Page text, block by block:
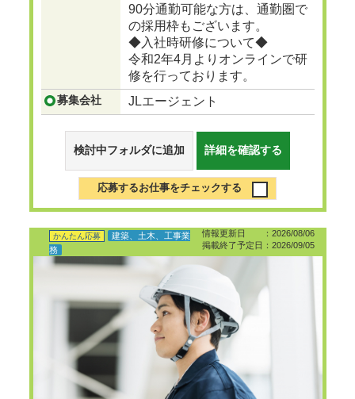
90分通勤可能な方は、通勤圏で
の採用枠もございます。
◆入社時研修について◆
令和2年4月よりオンラインで研
修を行っております。
募集会社 JLエージェント
検討中フォルダに追加 詳細を確認する
応募するお仕事をチェックする
情報更新日 ：2026/08/06
掲載終了予定日：2026/09/05
かんたん応募
建築、土木、工事業
務